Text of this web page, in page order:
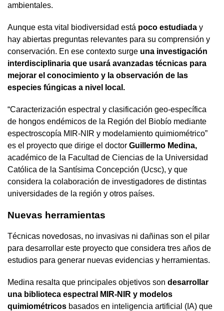
ambientales.
Aunque esta vital biodiversidad está poco estudiada y
hay abiertas preguntas relevantes para su comprensión y
conservación. En ese contexto surge una investigación
interdisciplinaria que usará avanzadas técnicas para
mejorar el conocimiento y la observación de las
especies fúngicas a nivel local.
“Caracterización espectral y clasificación geo-específica
de hongos endémicos de la Región del Biobío mediante
espectroscopía MIR-NIR y modelamiento quimiométrico”
es el proyecto que dirige el doctor Guillermo Medina,
académico de la Facultad de Ciencias de la Universidad
Católica de la Santísima Concepción (Ucsc), y que
considera la colaboración de investigadores de distintas
universidades de la región y otros países.
Nuevas herramientas
Técnicas novedosas, no invasivas ni dañinas son el pilar
para desarrollar este proyecto que considera tres años de
estudios para generar nuevas evidencias y herramientas.
Medina resalta que principales objetivos son desarrollar
una biblioteca espectral MIR-NIR y modelos
quimiométricos basados en inteligencia artificial (IA) que